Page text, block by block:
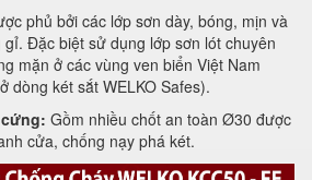
phủ bởi các lớp sơn dày, bóng, mịn và
Đặc biệt sử dụng lớp sơn lót chuyên
mặn ở các vùng ven biển Việt Nam
dòng két sắt WELKO Safes).
Gồm nhiều chốt an toàn Ø30 được
cửa, chống nạy phá két.